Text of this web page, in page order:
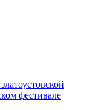
фестивале